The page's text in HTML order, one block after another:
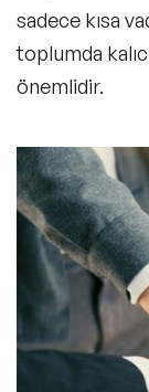
sadece kısa
toplumda
önemlidir.